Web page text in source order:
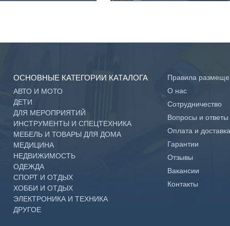
ОСНОВНЫЕ КАТЕГОРИИ КАТАЛОГА
АВТО И МОТО
ДЕТИ
ДЛЯ МЕРОПРИЯТИЙ
ИНСТРУМЕНТЫ И СПЕЦТЕХНИКА
МЕБЕЛЬ И ТОВАРЫ ДЛЯ ДОМА
МЕДИЦИНА
НЕДВИЖИМОСТЬ
ОДЕЖДА
СПОРТ И ОТДЫХ
ХОББИ И ОТДЫХ
ЭЛЕКТРОНИКА И ТЕХНИКА
ДРУГОЕ
Правила
О нас
Сотрудничество
Вопросы и ответы
Оплата и доставка
Гарантии
Отзывы
Вакансии
Контакты